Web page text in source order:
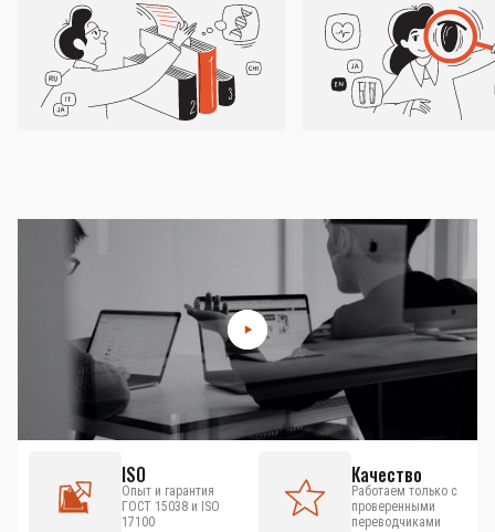
ISO
Опыт и гарантия
ГОСТ 15038 и ISO
17100
Качество
Работаем только с
проверенными
переводчиками